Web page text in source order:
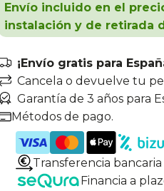
Envío incluido en el
instalación y de retirada
¡Envío gratis para
Cancela o devuelve tu
Garantía de 3 años para
Métodos de pago.
Transferencia bancaria
Financia a